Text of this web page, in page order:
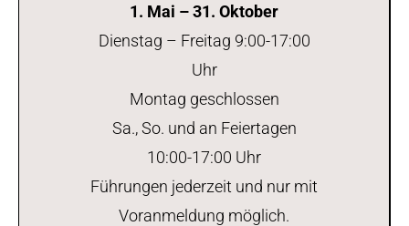
1. Mai – 31. Oktober
Dienstag – Freitag 9:00-17:00
Uhr
Montag geschlossen
Sa., So. und an Feiertagen
10:00-17:00 Uhr
Führungen jederzeit und nur mit
Voranmeldung möglich.